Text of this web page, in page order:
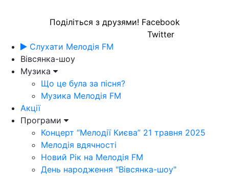
Поділіться з друзями! Facebook
Twitter
Слухати Мелодія FM
Вівсянка-шоу
Музика
Що це була за пісня?
Музика Мелодія FM
Акції
Програми
Концерт “Мелодії Києва” 21 травня 2025
Мелодія вдячності
Новий Рік на Мелодія FM
День народження "Вівсянка-шоу"